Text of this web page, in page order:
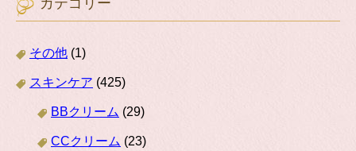
カテゴリー
その他 (1)
スキンケア (425)
BBクリーム (29)
CCクリーム (23)